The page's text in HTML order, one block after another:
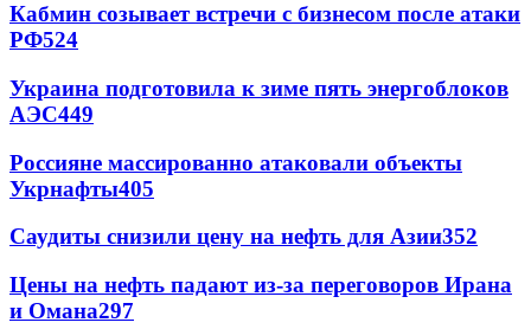
Кабмин созывает встречи с бизнесом после атаки
РФ524
Украина подготовила к зиме пять энергоблоков
АЭС449
Россияне массированно атаковали объекты
Укрнафты405
Саудиты снизили цену на нефть для Азии352
Цены на нефть падают из-за переговоров Ирана
и Омана297